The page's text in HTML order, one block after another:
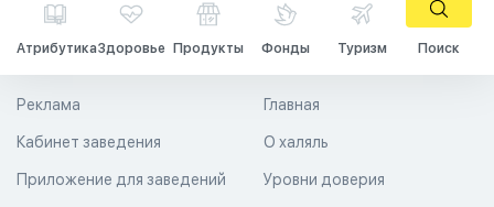
АтрибутикаЗдоровье Продукты Фонды Туризм Поиск
Главная
О халяль
Уровни доверия
Реклама
Кабинет заведения
Приложение для заведений